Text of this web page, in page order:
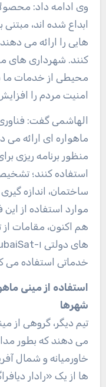
وی ادامه داد:
ابداع شده اند،
هایی را ارائه می
کنند. شهرداری های
محیطی از خدمات ما
امنیت مردم را
الهاشمی گفت:
ماهواره ای ارائه می
منظور برنامه ریزی
استفاده کنند؛
موارد استفاده از
هم اکنون، مقامات
خدماتی استفاده می
استفاده از مینی
شهرها
تیم دیگر، گروهی از
می دهند که بطور
خاورمیانه و شمال